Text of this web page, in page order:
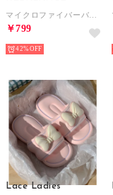
￥799
42%
Lace Ladies